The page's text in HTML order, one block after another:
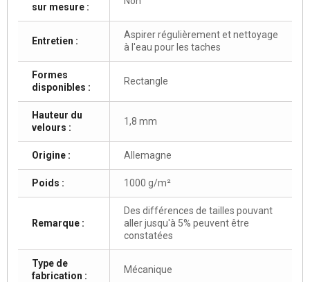
sur mesure :
Entretien :
Aspirer régulièrement et nettoyage
à l'eau pour les taches
Formes
disponibles :
Rectangle
Hauteur du
velours :
1,8 mm
Origine : Allemagne
Poids : 1000 g/m²
Remarque :
Des différences de tailles pouvant
aller jusqu'à 5% peuvent être
constatées
Type de
fabrication :
Mécanique